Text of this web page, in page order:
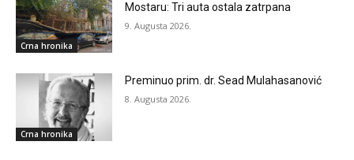
Crna hronika
Mostaru: Tri auta ostala zatrpana
9. Augusta 2026.
Crna hronika
Preminuo prim. dr. Sead Mulahasanović
8. Augusta 2026.